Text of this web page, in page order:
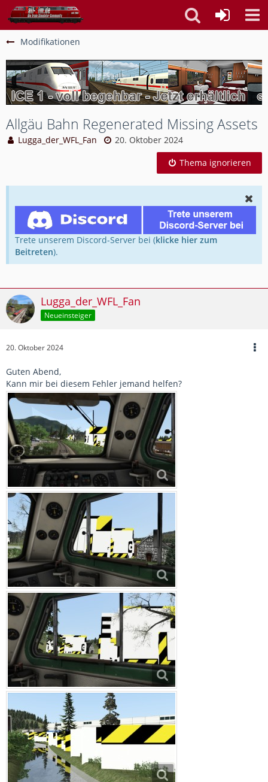
Modifikationen
Allgäu Bahn Regenerated Missing Assets
Lugga_der_WFL_Fan
20. Oktober 2024
Thema ignorieren
Trete unserem Discord-Server bei (klicke hier zum
Beitreten).
Lugga_der_WFL_Fan
Neueinsteiger
20. Oktober 2024
Guten Abend,
Kann mir bei diesem Fehler jemand helfen?